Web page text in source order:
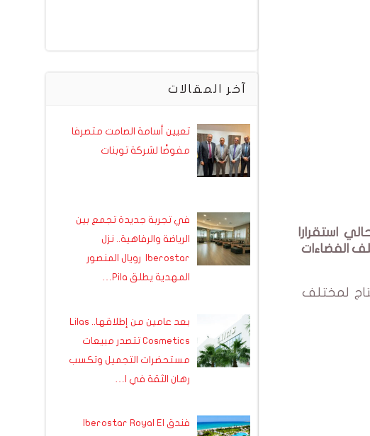
استقرارا
الفضاءات
التونسية حيث توفر وحدها اكثر من 70 % من الانتاج لمختلف
آخر المقالات
تعيين أسامة الصامت متصرفا
مفوضًا لشركة توبنات
في تجربة جديدة تجمع بين
الرياضة والرفاهية.. نزل
Iberostar رويال المنصور
المهدية يطلق Pila…
بعد عامين من إطلاقها.. Lilas
Cosmetics تتصدر مبيعات
مستحضرات التجميل وتكسب
رهان الثقة في ا…
فندق Iberostar Royal El